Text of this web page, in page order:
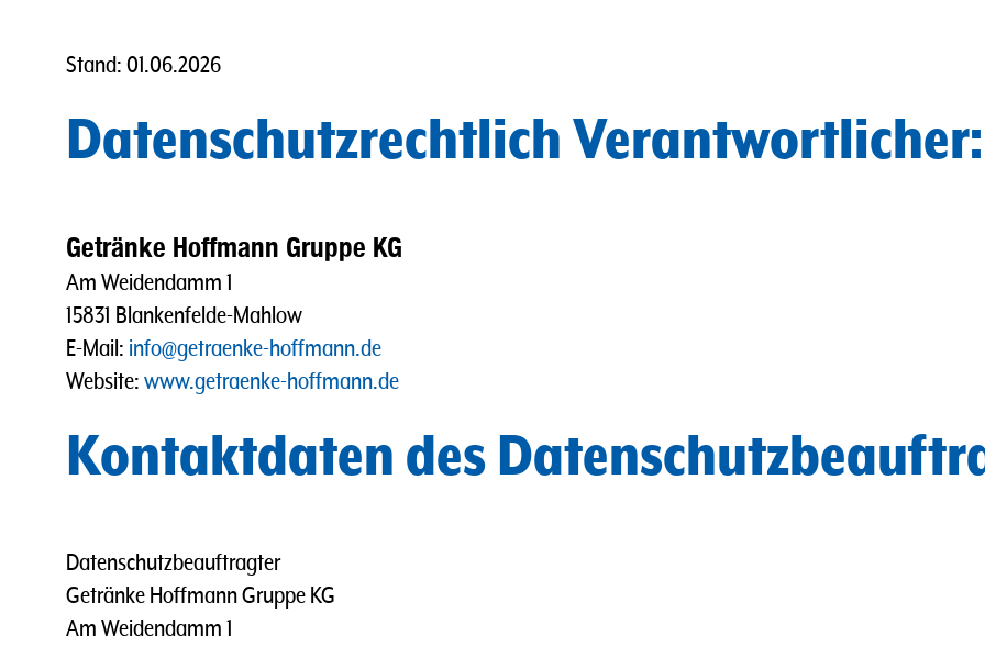
Stand: 01.06.2026
Datenschutzrechtlich Verantwortlicher:
Getränke Hoffmann Gruppe KG
Am Weidendamm 1
15831 Blankenfelde-Mahlow
E-Mail: info@getraenke-hoffmann.de
Website: www.getraenke-hoffmann.de
Kontaktdaten des
Datenschutzbeauftragter
Getränke Hoffmann Gruppe KG
Am Weidendamm 1